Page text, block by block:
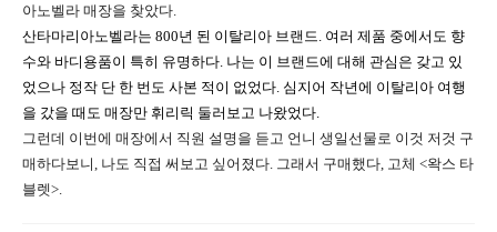
아노벨라 매장을 찾았다.
산타마리아노벨라는 800년 된 이탈리아 브랜드. 여러 제품 중에서도 향
수와 바디용품이 특히 유명하다. 나는 이 브랜드에 대해 관심은 갖고 있
었으나 정작 단 한 번도 사본 적이 없었다. 심지어 작년에 이탈리아 여행
을 갔을 때도 매장만 휘리릭 둘러보고 나왔었다.
그런데 이번에 매장에서 직원 설명을 듣고 언니 생일선물로 이것 저것 구
매하다보니, 나도 직접 써보고 싶어졌다. 그래서 구매했다, 고체 <왁스 타
블렛>.